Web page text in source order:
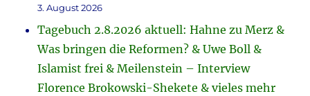
3. August 2026
Tagebuch 2.8.2026 aktuell: Hahne zu Merz &
Was bringen die Reformen? & Uwe Boll &
Islamist frei & Meilenstein – Interview
Florence Brokowski-Shekete & vieles mehr